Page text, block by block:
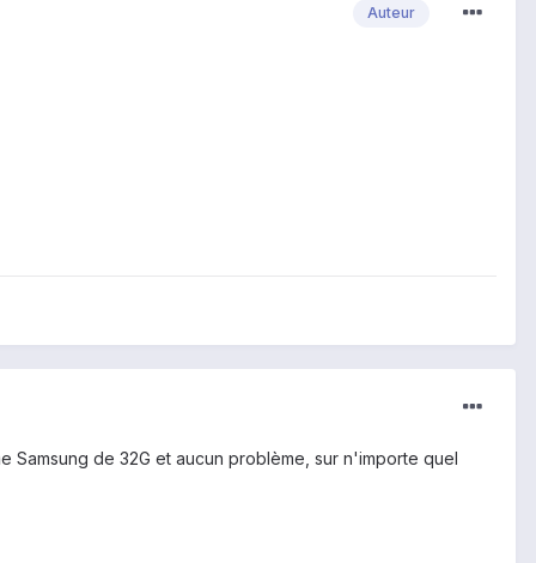
Auteur
de 32G et aucun problème, sur n'importe quel